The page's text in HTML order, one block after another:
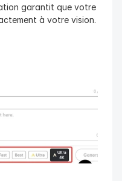
garantit que votre
à votre vision.